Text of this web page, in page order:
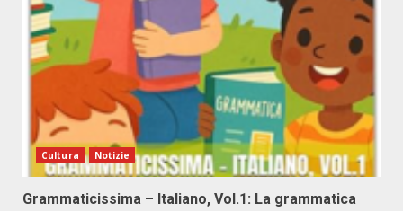
Cultura Notizie
Grammaticissima – Italiano, Vol.1: La grammatica